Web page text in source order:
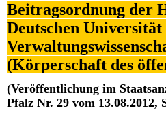
Beitragsordnung der
Deutschen
(Körperschaft des
(Veröffentlichung im
Pfalz Nr. 29 vom 13.08.2012,